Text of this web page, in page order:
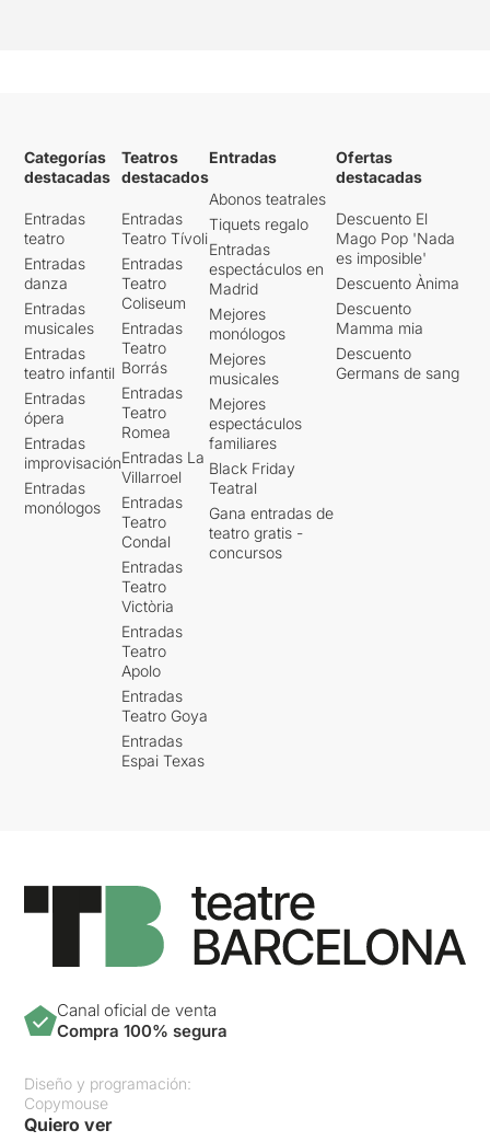
naufragi narratiu gairebé
Categorías
destacadas
Entradas
teatro
Entradas
danza
Entradas
musicales
Entradas
teatro infantil
Entradas
ópera
Entradas
improvisación
Entradas
monólogos
Teatros
destacados
Entradas
Teatro Tívoli
Entradas
Teatro
Coliseum
Entradas
Teatro
Borrás
Entradas
Teatro
Romea
Entradas La
Villarroel
Entradas
Teatro
Condal
Entradas
Teatro
Victòria
Entradas
Teatro
Apolo
Entradas
Teatro Goya
Entradas
Espai Texas
Entradas
Abonos teatrales
Tiquets regalo
Entradas
espectáculos en
Madrid
Mejores
monólogos
Mejores
musicales
Mejores
espectáculos
familiares
Black Friday
Teatral
Gana entradas de
teatro gratis -
concursos
Ofertas
destacadas
Descuento El
Mago Pop 'Nada
es imposible'
Descuento Ànima
Descuento
Mamma mia
Descuento
Germans de sang
Canal oficial de venta
Compra 100% segura
Diseño y programación:
Copymouse
Quiero ver